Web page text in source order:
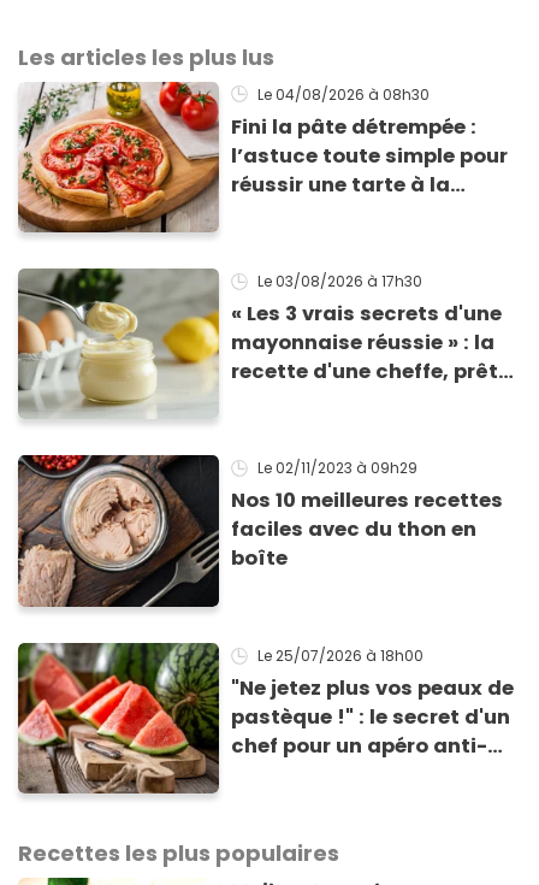
Les articles les plus lus
Le 04/08/2026 à 08h30
Fini la pâte détrempée :
l’astuce toute simple pour
réussir une tarte à la
Le 03/08/2026 à 17h30
« Les 3 vrais secrets d'une
mayonnaise réussie » : la
recette d'une cheffe, prête
Le 02/11/2023 à 09h29
Nos 10 meilleures recettes
faciles avec du thon en
boîte
Le 25/07/2026 à 18h00
"Ne jetez plus vos peaux de
pastèque !" : le secret d'un
chef pour un apéro anti-
Recettes les plus populaires